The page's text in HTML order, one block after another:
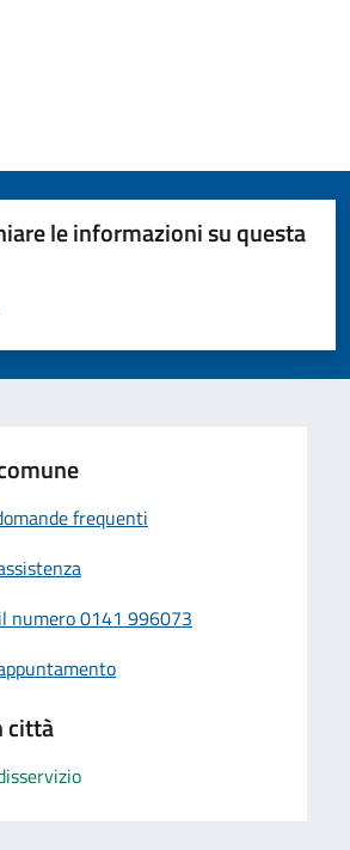
le informazioni su questa
5 stelle su 5
stelle su 5
su 5
5
frequenti
numero 0141 996073
città